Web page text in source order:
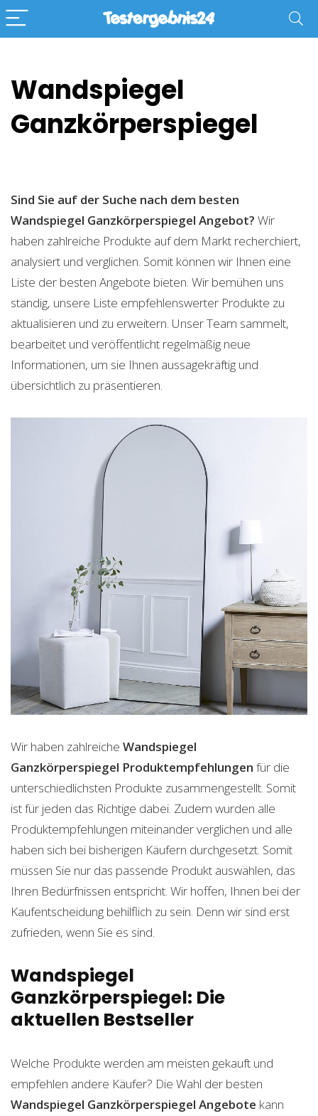
Wandspiegel
Ganzkörperspiegel
Sind Sie auf der Suche nach dem besten
Wandspiegel Ganzkörperspiegel Angebot? Wir
haben zahlreiche Produkte auf dem Markt recherchiert,
analysiert und verglichen. Somit können wir Ihnen eine
Liste der besten Angebote bieten. Wir bemühen uns
ständig, unsere Liste empfehlenswerter Produkte zu
aktualisieren und zu erweitern. Unser Team sammelt,
bearbeitet und veröffentlicht regelmäßig neue
Informationen, um sie Ihnen aussagekräftig und
übersichtlich zu präsentieren.
Wir haben zahlreiche Wandspiegel
Ganzkörperspiegel Produktempfehlungen für die
unterschiedlichsten Produkte zusammengestellt. Somit
ist für jeden das Richtige dabei. Zudem wurden alle
Produktempfehlungen miteinander verglichen und alle
haben sich bei bisherigen Käufern durchgesetzt. Somit
müssen Sie nur das passende Produkt auswählen, das
Ihren Bedürfnissen entspricht. Wir hoffen, Ihnen bei der
Kaufentscheidung behilflich zu sein. Denn wir sind erst
zufrieden, wenn Sie es sind.
Wandspiegel
Ganzkörperspiegel: Die
aktuellen Bestseller
Welche Produkte werden am meisten gekauft und
empfehlen andere Käufer? Die Wahl der besten
Wandspiegel Ganzkörperspiegel Angebote kann